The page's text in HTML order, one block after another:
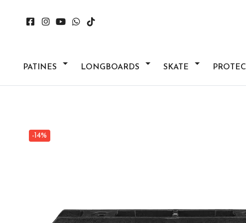
PATINES LONGBOARDS SKATE
-14%